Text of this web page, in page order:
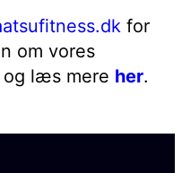
for
om vores
læs mere her.